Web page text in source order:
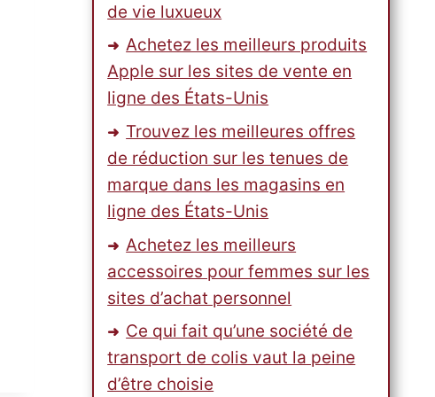
de vie luxueux
Achetez les meilleurs produits
Apple sur les sites de vente en
ligne des États-Unis
Trouvez les meilleures offres
de réduction sur les tenues de
marque dans les magasins en
ligne des États-Unis
Achetez les meilleurs
accessoires pour femmes sur les
sites d’achat personnel
Ce qui fait qu’une société de
transport de colis vaut la peine
d’être choisie